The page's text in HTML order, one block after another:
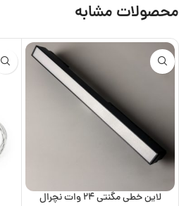
محصولات مشابه
لاین خطی مگنتی 24 وات نچرال